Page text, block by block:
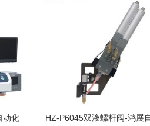
动化 HZ-P6045双液螺杆阀-鸿展